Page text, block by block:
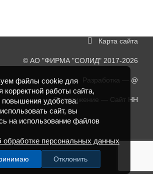
Карта сайта
© АО "ФИРМА "СОЛИД" 2017-2026
Разработка — @
Продвижение — Сайт НН
файлы cookie для
корректной работы сайта,
повышения удобства.
сайт, вы
на использование файлов
обработке персональных данных
Отклонить